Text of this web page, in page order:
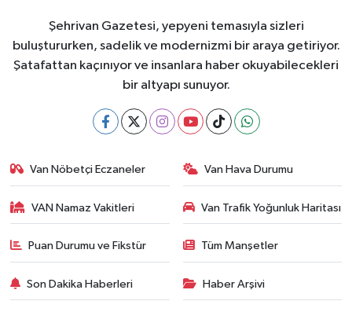
Şehrivan Gazetesi, yepyeni temasıyla sizleri
buluştururken, sadelik ve modernizmi bir araya getiriyor.
Şatafattan kaçınıyor ve insanlara haber okuyabilecekleri
bir altyapı sunuyor.
Van Nöbetçi Eczaneler Van Hava Durumu
VAN Namaz Vakitleri Van Trafik Yoğunluk Haritası
Puan Durumu ve Fikstür Tüm Manşetler
Son Dakika Haberleri Haber Arşivi